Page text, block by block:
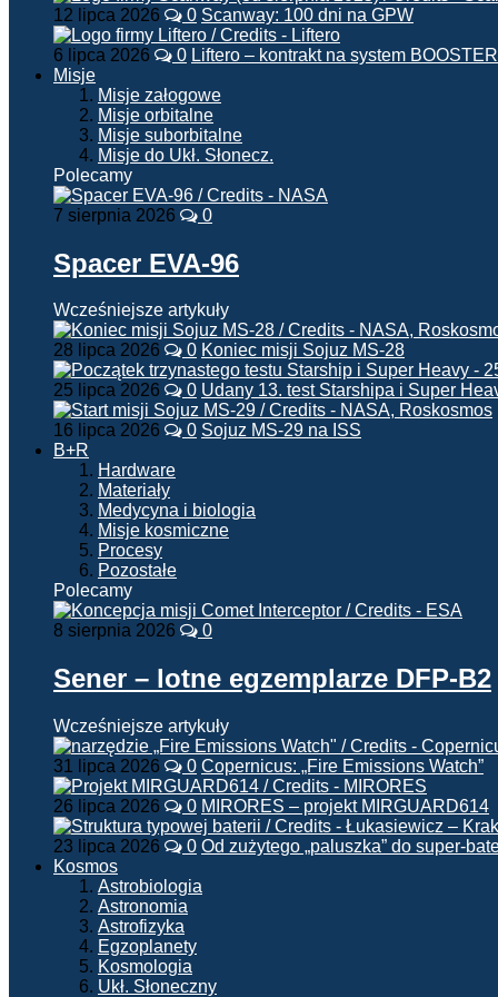
12 lipca 2026 0 Scanway: 100 dni na GPW
6 lipca 2026 0 Liftero – kontrakt na system BOOSTER
Misje
Misje załogowe
Misje orbitalne
Misje suborbitalne
Misje do Ukł. Słonecz.
Polecamy
7 sierpnia 2026 0
Spacer EVA-96
Wcześniejsze artykuły
28 lipca 2026 0 Koniec misji Sojuz MS-28
25 lipca 2026 0 Udany 13. test Starshipa i Super
16 lipca 2026 0 Sojuz MS-29 na ISS
B+R
Hardware
Materiały
Medycyna i biologia
Misje kosmiczne
Procesy
Pozostałe
Polecamy
8 sierpnia 2026 0
Sener – lotne egzemplarze DFP-B2
Wcześniejsze artykuły
31 lipca 2026 0 Copernicus: „Fire Emissions Watch”
26 lipca 2026 0 MIRORES – projekt MIRGUARD614
23 lipca 2026 0 Od zużytego „paluszka” do super-
Kosmos
Astrobiologia
Astronomia
Astrofizyka
Egzoplanety
Kosmologia
Ukł. Słoneczny